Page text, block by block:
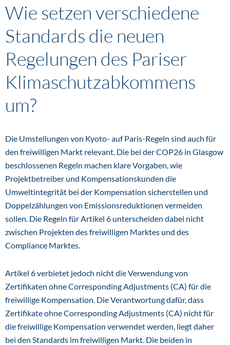
Wie setzen verschiedene
Standards die neuen
Regelungen des Pariser
Klimaschutzabkommens
um?
Die Umstellungen von Kyoto- auf Paris-Regeln sind auch für
den freiwilligen Markt relevant. Die bei der COP26 in Glasgow
beschlossenen Regeln machen klare Vorgaben, wie
Projektbetreiber und Kompensationskunden die
Umweltintegrität bei der Kompensation sicherstellen und
Doppelzählungen von Emissionsreduktionen vermeiden
sollen. Die Regeln für Artikel 6 unterscheiden dabei nicht
zwischen Projekten des freiwilligen Marktes und des
Compliance Marktes.
Artikel 6 verbietet jedoch nicht die Verwendung von
Zertifikaten ohne Corresponding Adjustments (CA) für die
freiwillige Kompensation. Die Verantwortung dafür, dass
Zertifikate ohne Corresponding Adjustments (CA) nicht für
die freiwillige Kompensation verwendet werden, liegt daher
bei den Standards im freiwilligen Markt. Die beiden in